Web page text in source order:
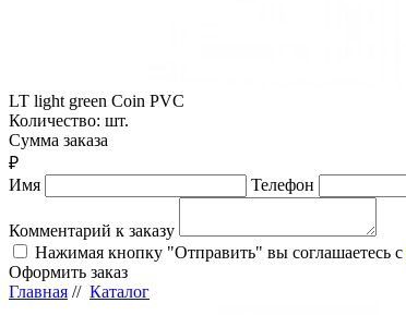
LT light green Coin PVC
Количество: шт.
Сумма заказа
₽
Имя
Телефон
Комментарий к заказу
Нажимая кнопку "Отправить" вы соглашаетесь с
Оформить заказ
Главная // Каталог